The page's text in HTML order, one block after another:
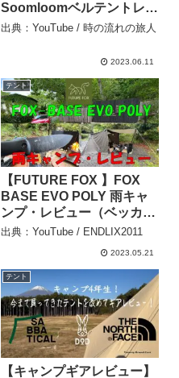
Soomloomベルテントレビ
ュー動画 – 時の流れの旅人
出典：YouTube / 時の流れの旅人
2023.06.11
テント
【FUTURE FOX 】FOX
BASE EVO POLY 雨キャ
ンプ・レビュー（ベッカー
BK-2バトニング＆チョッ
出典：YouTube / ENDLIX2011
2023.05.21
テント
【キャンプギアレビュー】